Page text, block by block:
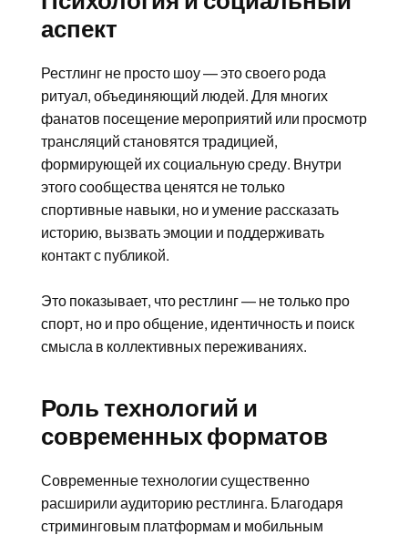
аспект
Рестлинг не просто шоу — это своего рода
ритуал, объединяющий людей. Для многих
фанатов посещение мероприятий или просмотр
трансляций становятся традицией,
формирующей их социальную среду. Внутри
этого сообщества ценятся не только
спортивные навыки, но и умение рассказать
историю, вызвать эмоции и поддерживать
контакт с публикой.
Это показывает, что рестлинг — не только про
спорт, но и про общение, идентичность и поиск
смысла в коллективных переживаниях.
Роль технологий и
современных форматов
Современные технологии существенно
расширили аудиторию рестлинга. Благодаря
стриминговым платформам и мобильным